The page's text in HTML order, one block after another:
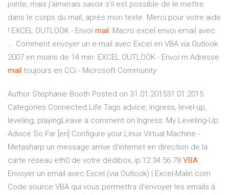
jointe, mais j'aimerais savoir s'il est possible de le mettre
dans le corps du mail, après mon texte. Merci pour votre aide
! EXCEL OUTLOOK - Envoi mail : Macro excel envoi email avec
... Comment envoyer un e-mail avec Excel en VBA via Outlook
2007 en moins de 14 min. EXCEL OUTLOOK - Envoi m Adresse
mail toujours en CCi - Microsoft Community
Author Stephanie Booth Posted on 31.01.201531.01.2015
Categories Connected Life Tags advice, ingress, level-up,
leveling, playingLeave a comment on Ingress: My Leveling-Up
Advice So Far [en] Configure your Linux Virtual Machine -
Metasharp un message arrive d'internet en direction de la
carte réseau eth0 de votre dédibox, ip:12.34.56.78 VBA:
Envoyer un email avec Excel (via Outlook) | Excel-Malin.com
Code source VBA qui vous permettra d'envoyer les emails à